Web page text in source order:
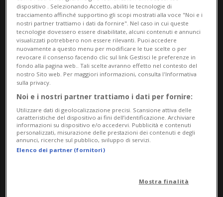
CHAMPIONS LEAGUE 1 anno
Cuore e qualità: la Juve (in 10)
ribalta 3-2 il Lipsia
dispositivo . Selezionando Accetto, abiliti le tecnologie di
tracciamento affinché supportino gli scopi mostrati alla voce "Noi e i
nostri partner trattiamo i dati da fornire". Nel caso in cui queste
tecnologie dovessero essere disabilitate, alcuni contenuti e annunci
visualizzati potrebbero non essere rilevanti. Puoi accedere
nuovamente a questo menu per modificare le tue scelte o per
revocare il consenso facendo clic sul link Gestisci le preferenze in
fondo alla pagina web.. Tali scelte avranno effetto nel contesto del
nostro Sito web. Per maggiori informazioni, consulta l'Informativa
sulla privacy.
Noi e i nostri partner trattiamo i dati per fornire:
Utilizzare dati di geolocalizzazione precisi. Scansione attiva delle
caratteristiche del dispositivo ai fini dell’identificazione. Archiviare
informazioni su dispositivo e/o accedervi. Pubblicità e contenuti
personalizzati, misurazione delle prestazioni dei contenuti e degli
annunci, ricerche sul pubblico, sviluppo di servizi.
Elenco dei partner (fornitori)
Mostra finalità